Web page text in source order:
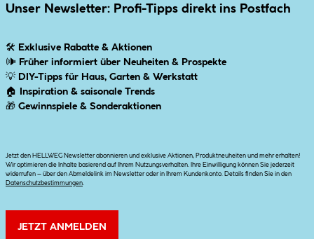
Unser Newsletter: Profi-Tipps direkt ins Postfach
🛠 Exklusive Rabatte & Aktionen
🕪 Früher informiert über Neuheiten & Prospekte
💡 DIY-Tipps für Haus, Garten & Werkstatt
🏠
Inspiration & saisonale Trends
🎁 Gewinnspiele & Sonderaktionen
Jetzt den HELLWEG Newsletter abonnieren und exklusive Aktionen, Produktneuheiten und mehr erhalten!
Wir optimieren die Inhalte basierend auf Ihrem Nutzungsverhalten. Ihre Einwilligung können Sie jederzeit
widerrufen – über den Abmeldelink im Newsletter oder in Ihrem Kundenkonto. Details finden Sie in den
Datenschutzbestimmungen.
JETZT ANMELDEN